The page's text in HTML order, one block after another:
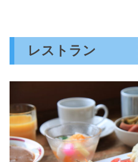
レストラン